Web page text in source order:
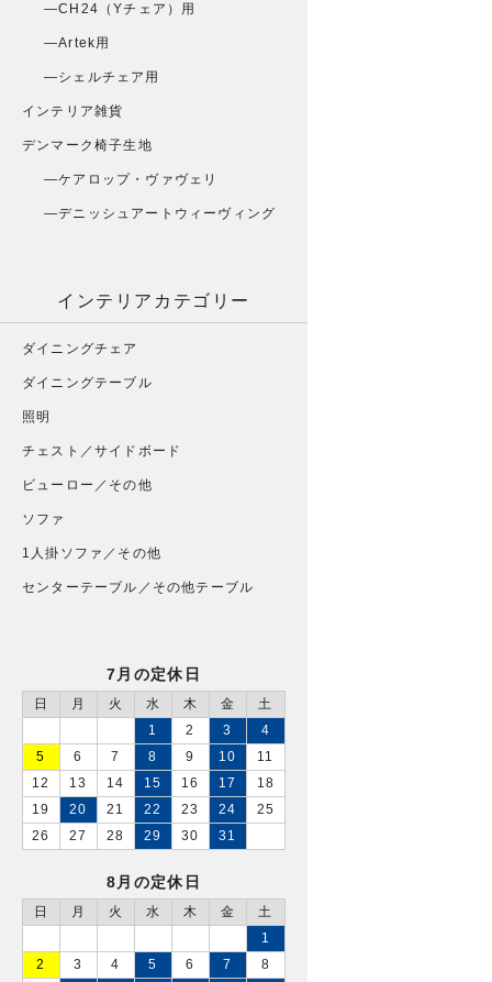
CH24（Yチェア）用
Artek用
シェルチェア用
インテリア雑貨
デンマーク椅子生地
ケアロップ・ヴァヴェリ
デニッシュアートウィーヴィング
インテリアカテゴリー
ダイニングチェア
ダイニングテーブル
照明
チェスト／サイドボード
ビューロー／その他
ソファ
1人掛ソファ／その他
センターテーブル／その他テーブル
7月の定休日
日 月 火 水 木 金
土
1
2 3
4
5
6 7 8 9 10
11
12
13 14 15 16 17
18
19
20 21 22 23 24
25
26
27 28 29 30 31
8月の定休日
日 月 火 水 木 金
土
1
2
3 4 5 6 7
8